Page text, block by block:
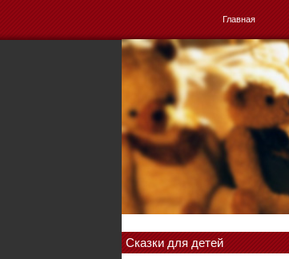
Главная
Сказки для детей